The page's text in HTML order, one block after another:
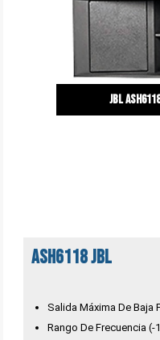
JBL
ASH6118 JBL
Salida Máxima De Baja
Rango De Frecuencia (-